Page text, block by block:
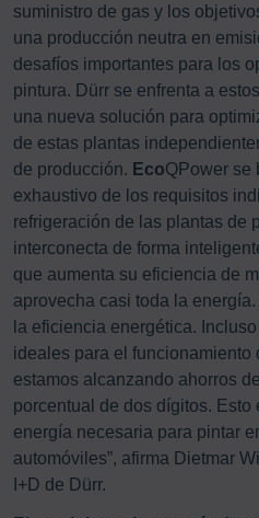
suministro de gas y los
una producción neutra en
desafíos importantes para los
pintura. Dürr se enfrenta a
una nueva solución para
de estas plantas
de producción. EcoQPower se
exhaustivo de los requisitos
refrigeración de las plantas de
interconecta de forma
que aumenta su eficiencia de
aprovecha casi toda la energía.
la eficiencia energética.
ideales para el funcionamiento
estamos alcanzando ahorros
porcentual de dos dígitos.
energía necesaria para pintar
automóviles”, afirma Dietmar
I+D de Dürr.